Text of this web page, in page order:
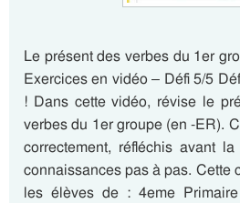
Le présent des verbes du 1er
Exercices en vidéo – Défi 5/5
! Dans cette vidéo, révise le
verbes du 1er groupe (en -ER).
correctement, réfléchis avant
connaissances pas à pas. Cette
les élèves de : 4eme